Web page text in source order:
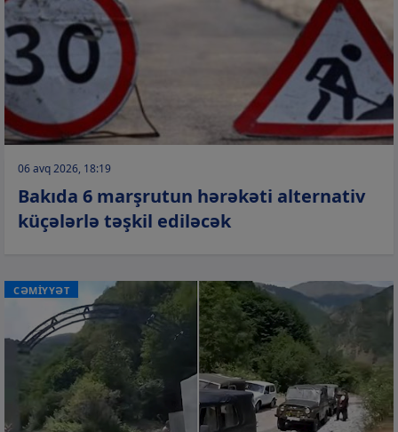
06 avq 2026, 18:19
Bakıda 6 marşrutun hərəkəti alternativ
küçələrlə təşkil ediləcək
CƏMİYYƏT